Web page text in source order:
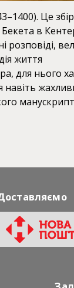
Це
в
розповіді,
життя
для нього
навіть